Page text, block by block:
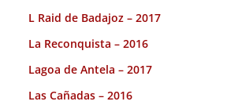
L Raid de Badajoz – 2017
La Reconquista – 2016
Lagoa de Antela – 2017
Las Cañadas – 2016